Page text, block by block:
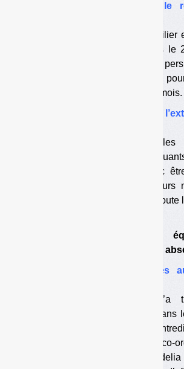
Le déca-BDE va gêner le
Utilisé notamment dans le mobilier
le déca-BDE est inscrit depuis le
liste des polluants organiques
Le seuil de teneur maximale
devrait être fixé dans quelques mois.
VHU : comment financer
Plusieurs pièces des véhicules
(VHU) contiennent des
persistants. Elles doivent donc
traitées à part. Les constructeurs
décidés d’en assumer le coût.
Constructeurs et
automobiles aux abonnés
Mobilier : les RFB arrêtés
Eco-mobilier assure qu’il n’a
retardateur de flamme bromé dans
mobilier ménager, ce qui
études internationales. L’éco-
poursuivre ses recherches.